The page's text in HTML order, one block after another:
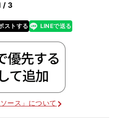
/ 3
ストする
line LINEで送る
ース」について